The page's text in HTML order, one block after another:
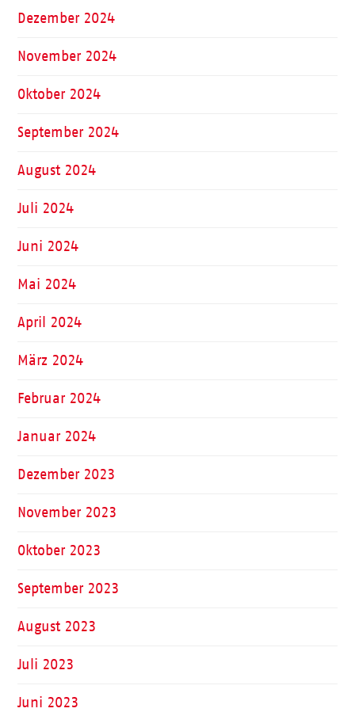
Dezember 2024
November 2024
Oktober 2024
September 2024
August 2024
Juli 2024
Juni 2024
Mai 2024
April 2024
März 2024
Februar 2024
Januar 2024
Dezember 2023
November 2023
Oktober 2023
September 2023
August 2023
Juli 2023
Juni 2023